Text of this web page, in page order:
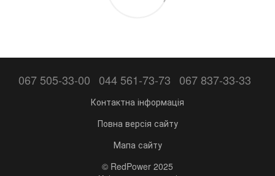
067 505-33-00 044 561-73-73 067 837-33-33
Контактна інформація
Повна версія сайту
Мапа сайту
© RedPower 2025